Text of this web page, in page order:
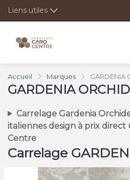
Liens utiles
Accueil Marques GARDENIA
GARDENIA
Carrelage Gardenia
italiennes design à prix direct
Centre
Carrelage